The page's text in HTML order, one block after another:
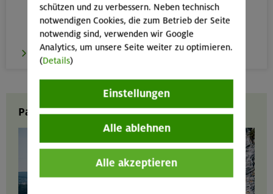
Zu den Leihbibliotheken
Packliste Sportklettern
schützen und zu verbessern. Neben technisch
notwendigen Cookies, die zum Betrieb der Seite
notwendig sind, verwenden wir Google
Analytics, um unsere Seite weiter zu optimieren.
(Details)
Einstellungen
Alle ablehnen
Alle akzeptieren